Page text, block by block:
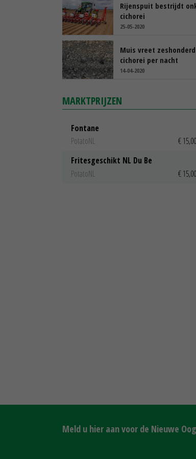
Rijenspuit bestrijdt
cichorei
25-05-2020
Muis vreet
cichorei per nacht
14-04-2020
MARKTPRIJZEN
Fontane
PotatoNL
€ 15,00
Fritesgeschikt NL Du Be
PotatoNL
€ 15,00
Meld u hier aan voor de Nieuwe